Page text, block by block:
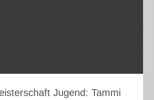
Jugend: Tammi